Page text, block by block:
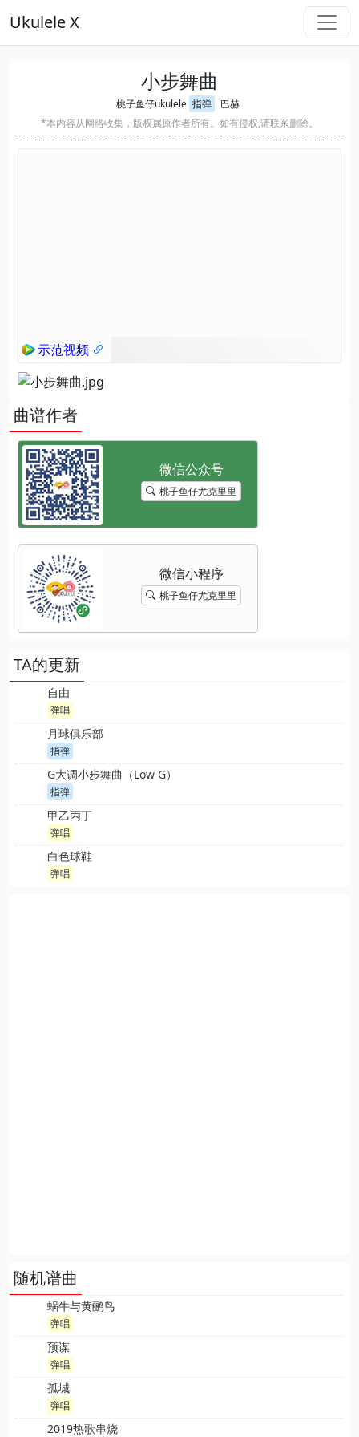
Ukulele X
小步舞曲
桃子鱼仔ukulele 指弹
巴赫
*本内容从网络收集，版权属原作者所有。如有侵权,请联系删除。
示范视频
曲谱作者
桃子鱼仔尤克里里
桃子鱼仔尤克里里
TA的更新
自由
弹唱
月球俱乐部
指弹
G大调小步舞曲（Low G）
指弹
甲乙丙丁
弹唱
白色球鞋
弹唱
随机谱曲
蜗牛与黄鹂鸟
弹唱
预谋
弹唱
孤城
弹唱
2019热歌串烧